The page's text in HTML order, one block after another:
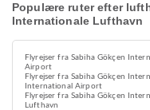
Populære ruter efter
Internationale Lufthavn
Flyrejser fra Sabiha Gökçen
Airport
Flyrejser fra Sabiha Gökçen
International Airport
Flyrejser fra Sabiha Gökçen
Lufthavn